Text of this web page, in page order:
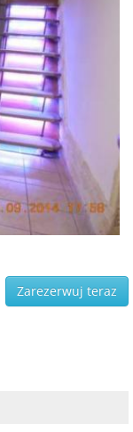
Zarezerwuj teraz